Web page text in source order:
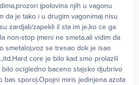
(polovina njih u vagonu
da je tako i u drugim vagonima) nisu
zardjali/zapekli il sta im je,ko ce ga
non-stop (meni ne smeta,ali vidim da
smetalo),voz se tresao dok je isao
core je bilo kad smo prolazili
ocigledno baceno stajsko djubrivo
bas sporo).Opojni miris jedinjena azota